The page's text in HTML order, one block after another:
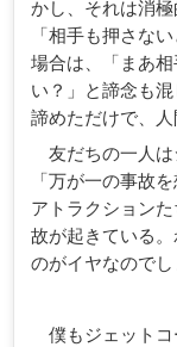
かし、それは消
「相手も押さな
場合は、「まあ
い？」と諦念も
諦めただけで、人
友だちの一人は
「万が一の事故
アトラクション
故が起きている
のがイヤなのでし
僕もジェットコ